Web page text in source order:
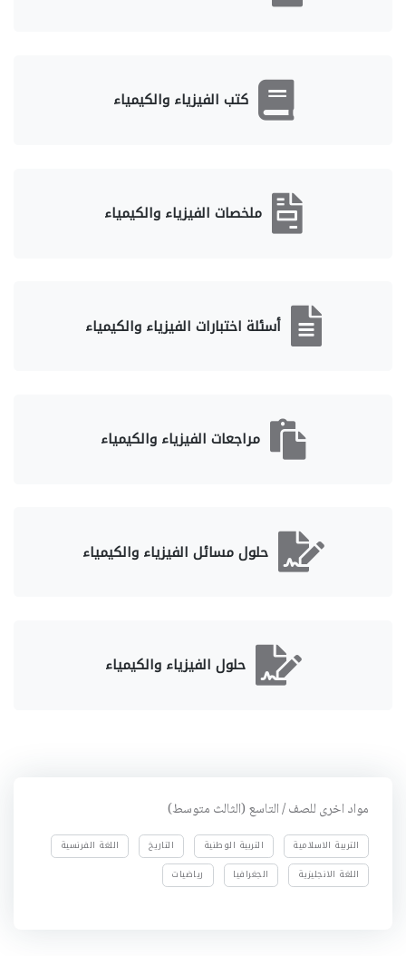
كتب الفيزياء والكيمياء
ملخصات الفيزياء والكيمياء
أسئلة اختبارات الفيزياء والكيمياء
مراجعات الفيزياء والكيمياء
حلول مسائل الفيزياء والكيمياء
حلول الفيزياء والكيمياء
مواد اخرى للصف / التاسع (الثالث متوسط)
التربية الاسلامية التربية الوطنية التاريخ
اللغة الفرنسية
اللغة الانجليزية
الجغرافيا رياضيات